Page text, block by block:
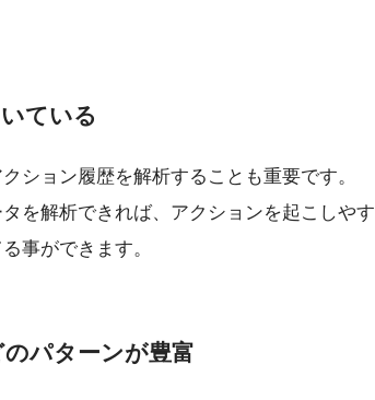
ている
ション履歴を解析することも重要です。
を解析できれば、アクションを起こしや
事ができます。
パターンが豊富